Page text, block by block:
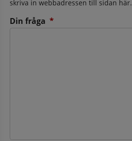
skriva in webbadressen till sidan här.
Din fråga *